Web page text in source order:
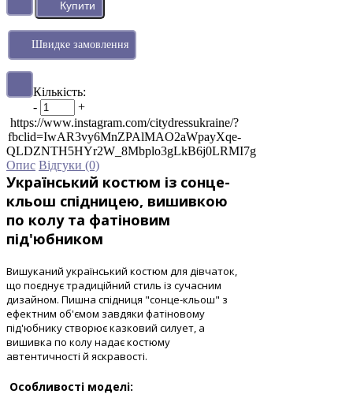
Швидке замовлення
Кількість:
-
+
https://www.instagram.com/citydressukraine/?
fbclid=IwAR3vy6MnZPAlMAO2aWpayXqe-
QLDZNTH5HYr2W_8Mbplo3gLkB6j0LRMI7g
Опис Відгуки (0)
Український костюм із сонце-
кльош спідницею, вишивкою
по колу та фатіновим
під'юбником
Вишуканий український костюм для дівчаток,
що поєднує традиційний стиль із сучасним
дизайном. Пишна спідниця "сонце-кльош" з
ефектним об'ємом завдяки фатіновому
під'юбнику створює казковий силует, а
вишивка по колу надає костюму
автентичності й яскравості.
Особливості моделі: